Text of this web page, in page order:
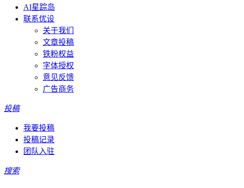
AI星踪岛
联系优设
关于我们
文章投稿
铁粉权益
字体授权
意见反馈
广告商务
投稿
我要投稿
投稿记录
团队入驻
搜索